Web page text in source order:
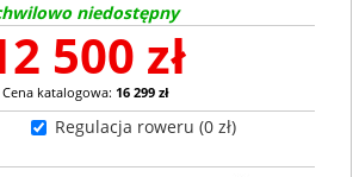
niedostępny
500 zł
Cena katalogowa: 16 299 zł
Regulacja roweru (0 zł)